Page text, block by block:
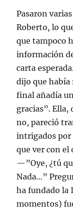
Pasaron
Roberto, lo
que tampoco
información
carta
dijo que
final añadía
gracias”. Ella,
no, pareció
intrigados por
que ver con el
—”Oye, ¿tú
Nada…”
ha fundado la
momentos)